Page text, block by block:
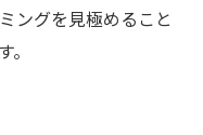
ーズにするための
ェックリスト活
ングを見極めること